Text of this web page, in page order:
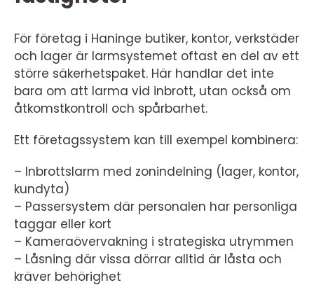
För företag i Haninge butiker, kontor, verkstäder
och lager är larmsystemet oftast en del av ett
större säkerhetspaket. Här handlar det inte
bara om att larma vid inbrott, utan också om
åtkomstkontroll och spårbarhet.
Ett företagssystem kan till exempel kombinera:
– Inbrottslarm med zonindelning (lager, kontor,
kundyta)
– Passersystem där personalen har personliga
taggar eller kort
– Kameraövervakning i strategiska utrymmen
– Låsning där vissa dörrar alltid är låsta och
kräver behörighet